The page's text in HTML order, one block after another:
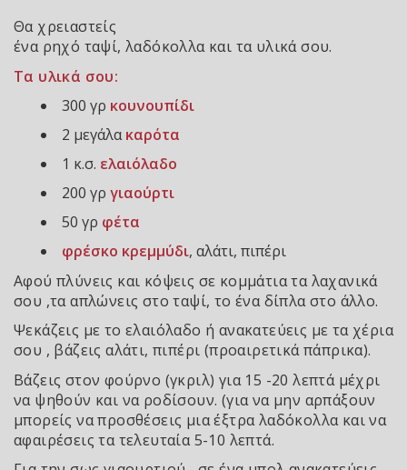
Θα χρειαστείς
ένα ρηχό ταψί, λαδόκολλα και τα υλικά σου.
Τα υλικά σου:
300 γρ κουνουπίδι
2 μεγάλακαρότα
1 κ.σ. ελαιόλαδο
200 γρ γιαούρτι
50 γρ φέτα
φρέσκο κρεμμύδι, αλάτι, πιπέρι
Αφού πλύνεις και κόψεις σε κομμάτια τα λαχανικά
σου ,τα απλώνεις στο ταψί, το ένα δίπλα στο άλλο.
Ψεκάζεις με το ελαιόλαδο ή ανακατεύεις με τα χέρια
σου , βάζεις αλάτι, πιπέρι (προαιρετικά πάπρικα).
Βάζεις στον φούρνο (γκριλ) για 15 -20 λεπτά μέχρι
να ψηθούν και να ροδίσουν. (για να μην αρπάξουν
μπορείς να προσθέσεις μια έξτρα λαδόκολλα και να
αφαιρέσεις τα τελευταία 5-10 λεπτά.